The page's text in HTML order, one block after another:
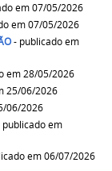
em 07/05/2026
em 07/05/2026
- publicado em
em 28/05/2026
25/06/2026
06/2026
publicado em
em 06/07/2026